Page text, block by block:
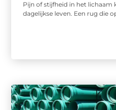
Pijn of stijfheid in het lichaam
dagelijkse leven. Een rug die